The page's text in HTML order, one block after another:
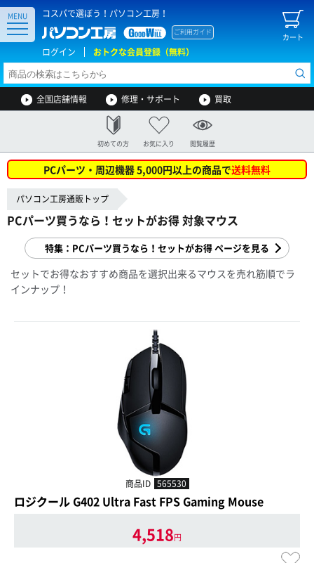
コスパで選ぼう！パソコン工房！
カート
ご利用ガイド
ログイン おトクな会員登録（無料）
MENU
全国店舗情報 修理・サポート 買取
初めての方 お気に入り 閲覧履歴
PCパーツ・周辺機器 5,000円以上の商品で送料無料
パソコン工房通販トップ
PCパーツ買うなら！セットがお得 対象マウス
特集：PCパーツ買うなら！セットがお得 ページを見る
セットでお得なおすすめ商品を選択出来るマウスを売れ筋順でラ
インナップ！
商品ID 565530
ロジクール G402 Ultra Fast FPS Gaming Mouse
4,518円